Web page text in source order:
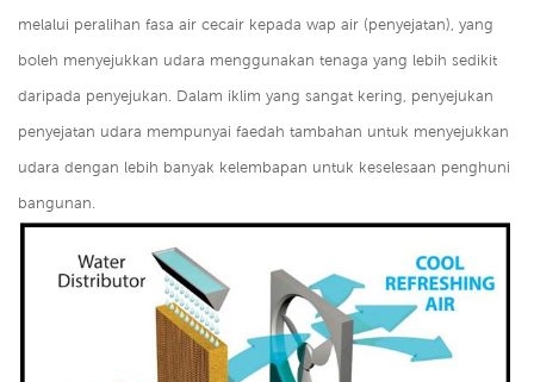
melalui peralihan fasa air cecair kepada wap air (penyejatan), yang
boleh menyejukkan udara menggunakan tenaga yang lebih sedikit
daripada penyejukan. Dalam iklim yang sangat kering, penyejukan
penyejatan udara mempunyai faedah tambahan untuk menyejukkan
udara dengan lebih banyak kelembapan untuk keselesaan penghuni
bangunan.